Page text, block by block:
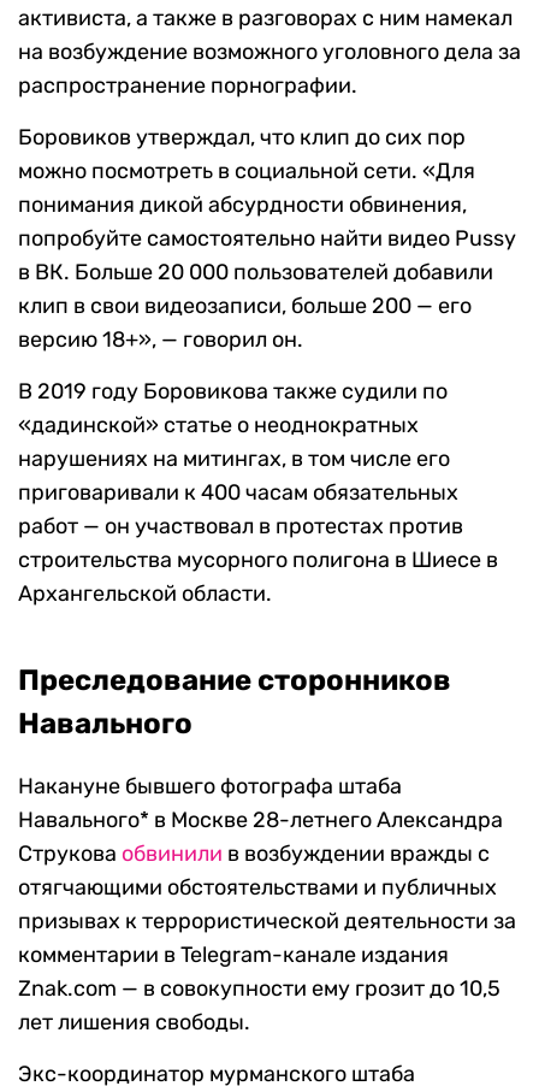
активиста, а также в разговорах с ним намекал
на возбуждение возможного уголовного дела за
распространение порнографии.
Боровиков утверждал, что клип до сих пор
можно посмотреть в социальной сети. «Для
понимания дикой абсурдности обвинения,
попробуйте самостоятельно найти видео Pussy
в ВК. Больше 20 000 пользователей добавили
клип в свои видеозаписи, больше 200 — его
версию 18+», — говорил он.
В 2019 году Боровикова также судили по
«дадинской» статье о неоднократных
нарушениях на митингах, в том числе его
приговаривали к 400 часам обязательных
работ — он участвовал в протестах против
строительства мусорного полигона в Шиесе в
Архангельской области.
Преследование сторонников
Навального
Накануне бывшего фотографа штаба
Навального* в Москве 28-летнего Александра
Струкова обвинили в возбуждении вражды с
отягчающими обстоятельствами и публичных
призывах к террористической деятельности за
комментарии в Telegram-канале издания
Znak.com — в совокупности ему грозит до 10,5
лет лишения свободы.
Экс-координатор мурманского штаба